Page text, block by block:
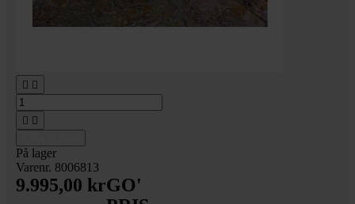
 
 
På lager
Varenr. 8006813
9.995,00 krGO'